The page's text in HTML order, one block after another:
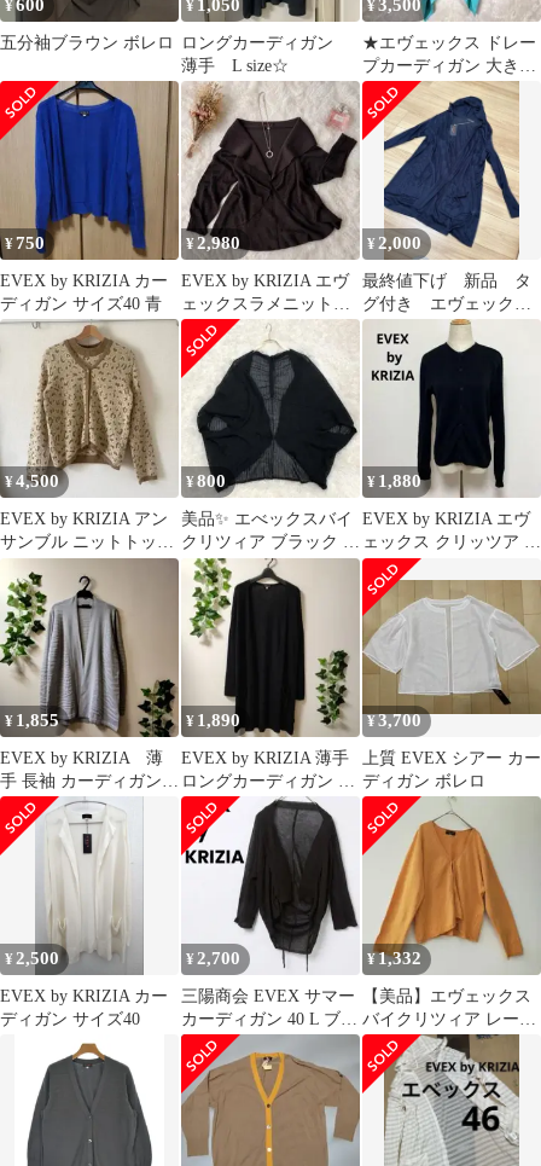
¥600
五分袖ブラウン ボレロ
¥ 1,050
ロングカーディガン
薄手 L size☆
¥3,500
★エヴェックス ドレー
プカーディガン 大きい
L ターコイズブルー 羽
織り冷房対策
¥750
EVEX by KRIZIA カー
ディガン サイズ40 青
¥2,980
EVEX by KRIZIA エヴ
ェックスラメニットボ
レロ カーディガン40 茶
¥2,000
最終値下げ 新品 タ
グ付き エヴェック
ス ロングカーディガ
ン フード
¥4,500
EVEX by KRIZIA アン
サンブル ニットトップ
ス ヒョウ柄 レオパード
¥800
美品✨ エべックスバイ
クリツィア ブラック カ
ーディガン 透け感
¥ 1,880
EVEX by KRIZIA エヴ
ェックス クリッツア 黒
カーディガン 40
¥ 1,855
EVEX by KRIZIA 薄
手 長袖 カーディガン
ライトグレー 迷彩柄
織り
¥ 1,890
EVEX by KRIZIA 薄手
ロングカーディガン 羽
織り 黒 40
¥3,700
上質 EVEX シアー カー
ディガン ボレロ
¥ 2,500
EVEX by KRIZIA カー
ディガン サイズ40
¥2,700
三陽商会 EVEX サマー
カーディガン 40 L ブラ
ック リネン混 シアー
¥1,332
【美品】エヴェックス
バイクリツィア レース
ニットカーディガン 46
オレンジ